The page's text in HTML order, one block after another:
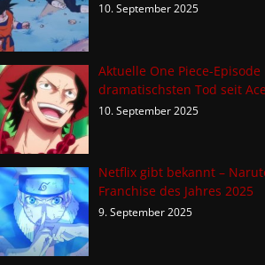
10. September 2025
Aktuelle One Piece-
dramatischsten Tod seit Ace
10. September 2025
Netflix gibt bekannt –
Franchise des Jahres 2025
9. September 2025